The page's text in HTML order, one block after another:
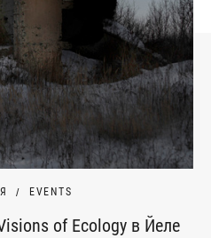
EVENTS
of Ecology в Йеле